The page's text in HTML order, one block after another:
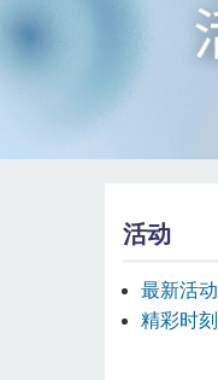
活动
最新活动
精彩时刻